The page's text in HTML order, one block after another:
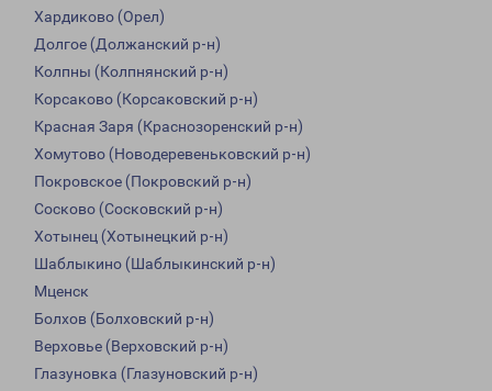
Хардиково (Орел)
Долгое (Должанский р-н)
Колпны (Колпнянский р-н)
Корсаково (Корсаковский р-н)
Красная Заря (Краснозоренский р-н)
Хомутово (Новодеревеньковский р-н)
Покровское (Покровский р-н)
Сосково (Сосковский р-н)
Хотынец (Хотынецкий р-н)
Шаблыкино (Шаблыкинский р-н)
Мценск
Болхов (Болховский р-н)
Верховье (Верховский р-н)
Глазуновка (Глазуновский р-н)